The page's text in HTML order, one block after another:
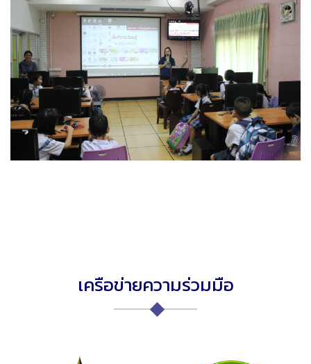
เครือข่ายความร่วมมือ